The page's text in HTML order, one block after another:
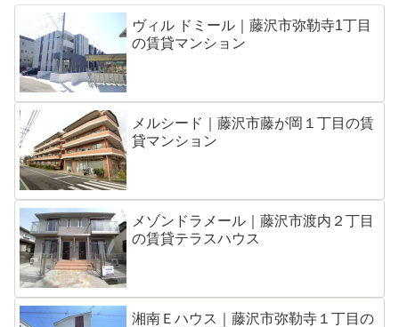
ヴィル ドミール｜藤沢市弥勒寺1丁目
の賃貸マンション
メルシード｜藤沢市藤が岡１丁目の賃
貸マンション
メゾンドラメール｜藤沢市渡内２丁目
の賃貸テラスハウス
湘南Ｅハウス｜藤沢市弥勒寺１丁目の